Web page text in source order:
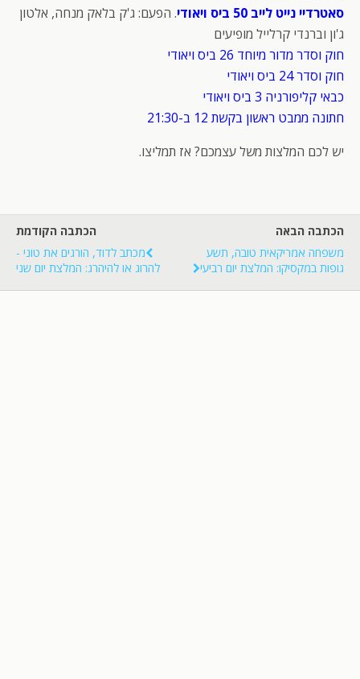
סאטרדיי נייט לייב 50 ביס ויאודי
. הפעם: ג'ק בלאק מנחה, אלטון
ג'ון וברנדי קרלייל מופיעים
חוק וסדר מדור מיוחד 26 ביס ויאודי
חוק וסדר 24 ביס ויאודי
כבאי קליפורניה 3 ביס ויאודי
חתונה ממבט ראשון בקשת 12 ב-21:30
יש לכם המלצות משל עצמכם? אז תמליצו.
הכתבה הקודמת
מכתב לדוד, הורגים את טוני -
להרוג או להיהרג: המלצת יום שני
הכתבה הבאה
משפחה אמריקאית טובה, תשע
גופות במקסיקו: המלצת יום רביעי